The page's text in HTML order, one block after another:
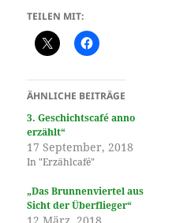
TEILEN MIT:
ÄHNLICHE BEITRÄGE
3. Geschichtscafé anno
erzählt“
17 September, 2018
In "Erzählcafé"
„Das Brunnenviertel aus
Sicht der Überflieger“